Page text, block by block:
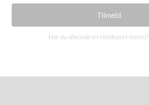
Tilmeld
Har du allerede en Holdsport-konto?